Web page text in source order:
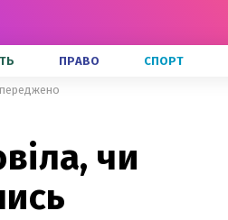
ПРАВО СПОРТ
чи